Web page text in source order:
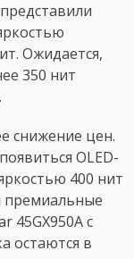
Ожидается,
350 нит
снижение цен.
OLED-
400 нит
премиальные
45GX950A с
остаются в